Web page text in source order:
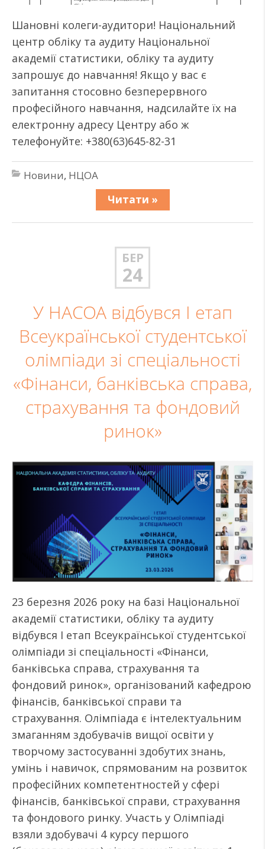
Шановні колеги-аудитори! Національний
центр обліку та аудиту Національної
академії статистики, обліку та аудиту
запрошує до навчання! Якщо у вас є
запитання стосовно безперервного
професійного навчання, надсилайте їх на
електронну адресу Центру або ж
телефонуйте: +380(63)645-82-31
Новини, НЦОА
Читати »
БЕР
24
У НАСОА відбувся І етап
Всеукраїнської студентської
олімпіади зі спеціальності
«Фінанси, банківська справа,
страхування та фондовий
ринок»
23 березня 2026 року на базі Національної
академії статистики, обліку та аудиту
відбувся І етап Всеукраїнської студентської
олімпіади зі спеціальності «Фінанси,
банківська справа, страхування та
фондовий ринок», організований кафедрою
фінансів, банківської справи та
страхування. Олімпіада є інтелектуальним
змаганням здобувачів вищої освіти у
творчому застосуванні здобутих знань,
умінь і навичок, спрямованим на розвиток
професійних компетентностей у сфері
фінансів, банківської справи, страхування
та фондового ринку. Участь у Олімпіаді
взяли здобувачі 4 курсу першого